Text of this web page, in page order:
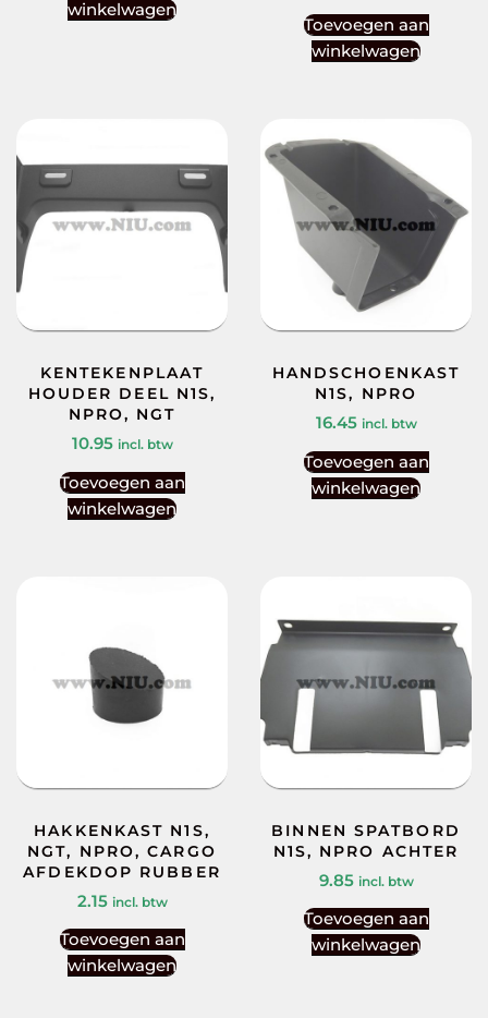
winkelwagen
Toevoegen aan
winkelwagen
KENTEKENPLAAT
HOUDER DEEL N1S,
NPRO, NGT
10.95 incl. btw
Toevoegen aan
winkelwagen
HANDSCHOENKAST
N1S, NPRO
16.45 incl. btw
Toevoegen aan
winkelwagen
HAKKENKAST N1S,
NGT, NPRO, CARGO
AFDEKDOP RUBBER
2.15 incl. btw
Toevoegen aan
winkelwagen
BINNEN SPATBORD
N1S, NPRO ACHTER
9.85 incl. btw
Toevoegen aan
winkelwagen